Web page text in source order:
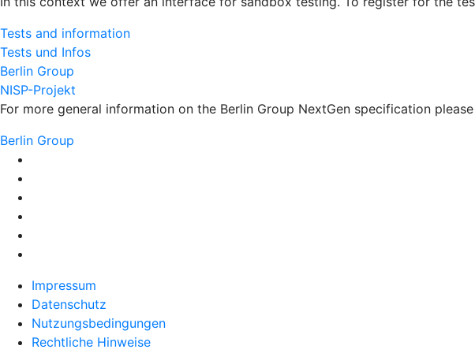
Tests and information
Tests und Infos
Berlin Group
NISP-Projekt
For more general information on the Berlin Group NextGen specification
Berlin Group
Impressum
Datenschutz
Nutzungsbedingungen
Rechtliche Hinweise